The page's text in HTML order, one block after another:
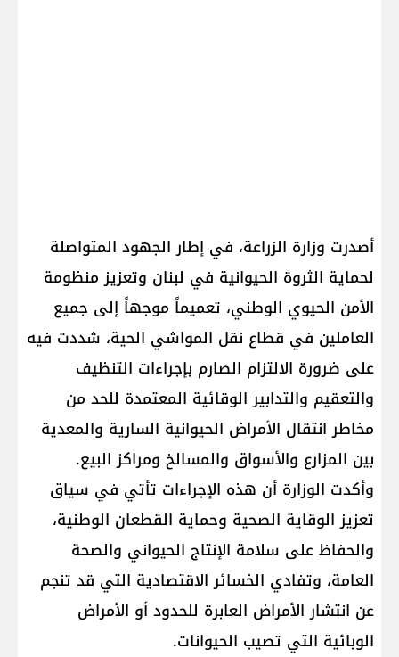
أصدرت ​وزارة الزراعة​، في إطار الجهود المتواصلة
لحماية الثروة الحيوانية في ​لبنان​ وتعزيز منظومة ​
الأمن الحيوي​ الوطني، تعميماً موجهاً إلى جميع
العاملين في قطاع نقل المواشي الحية، شددت فيه
على ضرورة الالتزام الصارم بإجراءات التنظيف
والتعقيم والتدابير الوقائية المعتمدة للحد من
مخاطر انتقال الأمراض الحيوانية السارية والمعدية
بين المزارع والأسواق والمسالخ ومراكز البيع.
وأكدت الوزارة أن هذه الإجراءات تأتي في سياق
تعزيز الوقاية الصحية وحماية القطعان الوطنية،
والحفاظ على سلامة الإنتاج الحيواني والصحة
العامة، وتفادي الخسائر الاقتصادية التي قد تنجم
عن انتشار الأمراض العابرة للحدود أو الأمراض
الوبائية التي تصيب الحيوانات.